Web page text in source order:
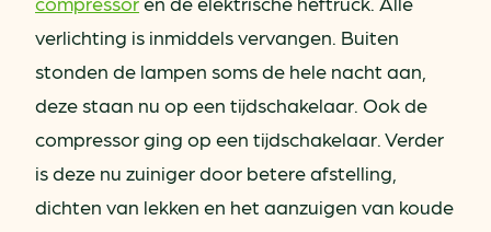
verlichting is inmiddels vervangen. Buiten
stonden de lampen soms de hele nacht aan,
deze staan nu op een tijdschakelaar. Ook de
compressor ging op een tijdschakelaar. Verder
is deze nu zuiniger door betere afstelling,
dichten van lekken en het aanzuigen van koude